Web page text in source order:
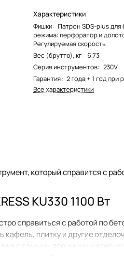
Характеристики
Фишки: Патрон SDS-plus
режима: перфоратор и
Регулируемая скорость
Вес (брутто), кг: 6.73
Серия инструментов: 230V
Гарантия: 2 года + 1 год при
Все характеристики
который справится с
KU330 1100 Вт
справиться с работой по
кафель, плитку и другие
с самыми прочными